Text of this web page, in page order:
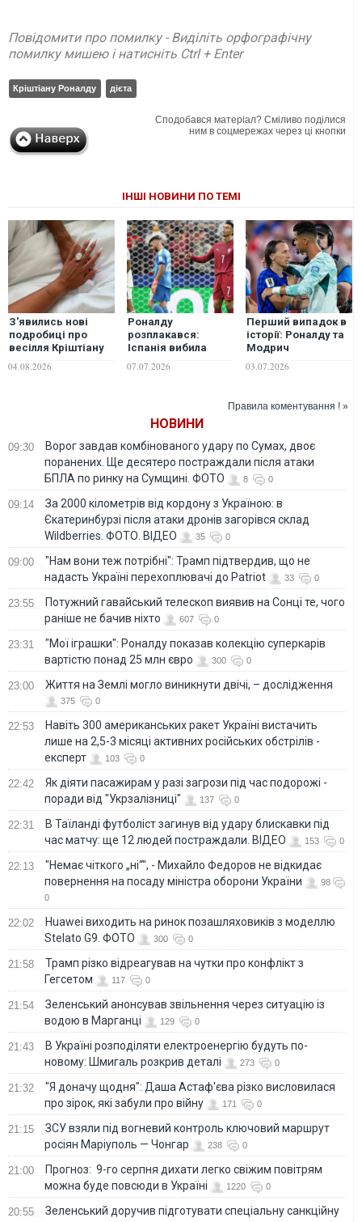
Повідомити про помилку - Виділіть орфографічну
помилку мишею і натисніть Ctrl + Enter
Кріштіану Роналду дієта
Сподобався матеріал? Сміливо поділися
ним в соцмережах через ці кнопки
ІНШІ НОВИНИ ПО ТЕМІ
З'явились нові
подробиці про
весілля Кріштіану
Джорджини
04.08.2026
Роналду
розплакався:
Іспанія вибила
вийшла до
07.07.2026
Перший випадок в
історії: Роналду та
Модрич
усіх часів на
03.07.2026
Правила коментування ! »
НОВИНИ
09:30
Ворог завдав комбінованого удару по Сумах, двоє
поранених. Ще десятеро постраждали після атаки
БПЛА по ринку на Сумщині. ФОТО
8 0
09:14
За 2000 кілометрів від кордону з Україною: в
Єкатеринбурзі після атаки дронів загорівся склад
Wildberries. ФОТО. ВІДЕО
35 0
09:00
"Нам вони теж потрібні": Трамп підтвердив, що не
надасть Україні перехоплювачі до Patriot
33 0
23:55
Потужний гавайський телескоп виявив на Сонці те, чого
раніше не бачив ніхто
607 0
23:31
"Мої іграшки": Роналду показав колекцію суперкарів
вартістю понад 25 млн євро
300 0
23:00 Життя на Землі могло виникнути двічі, – дослідження
375 0
22:53
Навіть 300 американських ракет Україні вистачить
лише на 2,5-3 місяці активних російських обстрілів -
експерт
103 0
22:42
Як діяти пасажирам у разі загрози під час подорожі -
поради від "Укрзалізниці"
137 0
22:31
В Таїланді футболіст загинув від удару блискавки під
час матчу: ще 12 людей постраждали. ВІДЕО
153 0
22:13
"Немає чіткого „ні“", - Михайло Федоров не відкидає
повернення на посаду міністра оборони України
98
0
22:02
Huawei виходить на ринок позашляховиків з моделлю
Stelato G9. ФОТО
300 0
21:58
Трамп різко відреагував на чутки про конфлікт з
Гегсетом
117 0
21:54
Зеленський анонсував звільнення через ситуацію із
водою в Марганці
129 0
21:43
В Україні розподіляти електроенергію будуть по-
новому: Шмигаль розкрив деталі
273 0
21:32
"Я доначу щодня": Даша Астаф'єва різко висловилася
про зірок, які забули про війну
171 0
21:15
ЗСУ взяли під вогневий контроль ключовий маршрут
росіян Маріуполь — Чонгар
238 0
21:00
Прогноз: 9-го серпня дихати легко свіжим повітрям
можна буде повсюди в Україні
1220 0
20:55
Зеленський доручив підготувати спеціальну санкційну